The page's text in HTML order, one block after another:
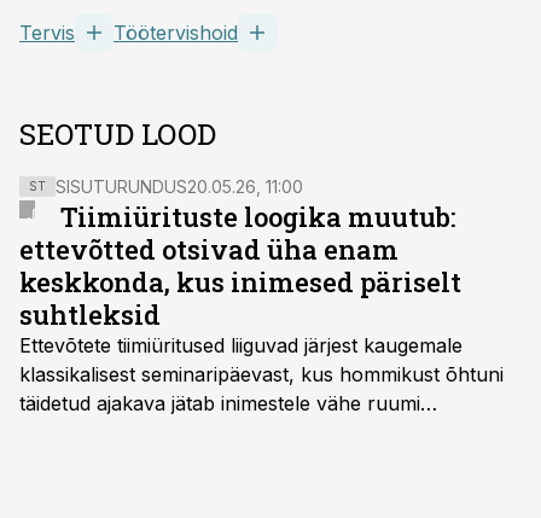
Tervis Töötervishoid
SEOTUD LOOD
ST SISUTURUNDUS20.05.26, 11:00
Tiimiürituste loogika muutub:
ettevõtted otsivad üha enam
keskkonda, kus inimesed päriselt
suhtleksid
Ettevõtete tiimiüritused liiguvad järjest kaugemale
klassikalisest seminaripäevast, kus hommikust õhtuni
täidetud ajakava jätab inimestele vähe ruumi